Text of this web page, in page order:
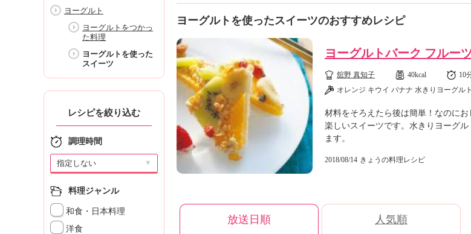
う
H
K
エ
デ
ュ
ケ
ー
シ
ナ
ヨーグルト
ヨーグルトをつかっ
た料理
ヨーグルトを使った
スイーツ
レシピを絞り込む
調理時間
▼
料理ジャンル
和食・日本料理
洋食
ヨーグルトを使ったスイーツのおすすめレシピ
ヨーグルトバーク フルー
舘野 真知子 40kcal
10
オレンジ キウイ バナナ 水きりヨーグル
材料をそろえたら後は簡単！なのに
楽しいスイーツです。水きりヨーグ
ます。
2018/08/14 きょうの料理レシピ
放送日順 人気順